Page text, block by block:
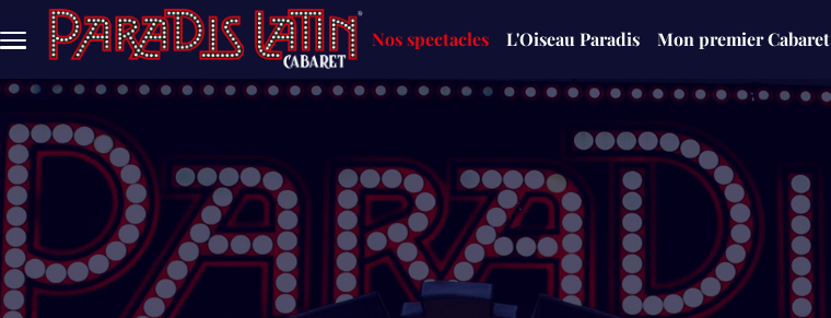
Aller au contenu principal
Navigation
principale
Nos spectacles L'Oiseau Paradis Mon premier Cabaret